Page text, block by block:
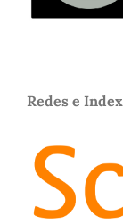
Redes e